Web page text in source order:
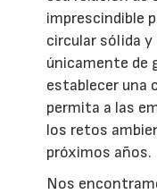
imprescindible
circular sólida
únicamente de
establecer una
permita a las
los retos
próximos años.
Nos